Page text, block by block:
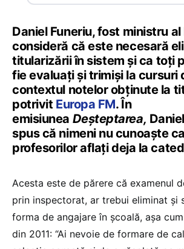
Daniel Funeriu, fost ministru
consideră că este necesară
titularizării în sistem și ca toți
fie evaluați și trimiși la cursuri
contextul notelor obținute la
potrivit Europa FM. În
emisiunea Deșteptarea,
spus că nimeni nu cunoaște
profesorilor aflați deja la
Acesta este de părere că examenul
prin inspectorat, ar trebui eliminat și
forma de angajare în școală, așa
din 2011: “Ai nevoie de formare de